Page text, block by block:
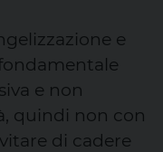
e
e non
quindi non con
di cadere